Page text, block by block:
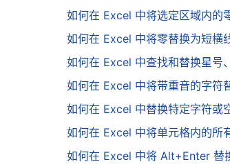
如何在 Excel 中将选定区域内的
如何在 Excel 中将零替换为短横
如何在 Excel 中查找和替换星号
如何在 Excel 中将带重音的字符
如何在 Excel 中替换特定字符或
如何在 Excel 中将单元格内的所
如何在 Excel 中将 Alt+Enter 替